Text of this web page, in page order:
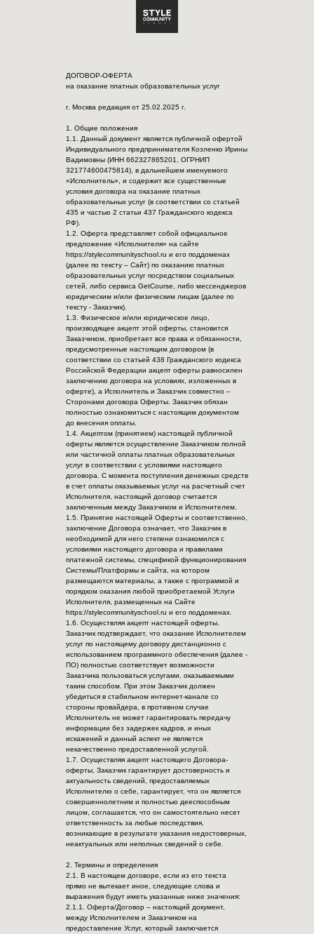
ДОГОВОР-ОФЕРТА
на оказание платных образовательных услуг
г. Москва редакция от 25.02.2025 г.
1. Общие положения
1.1. Данный документ является публичной офертой
Индивидуального предпринимателя Козленко Ирины
Вадимовны (ИНН 662327865201, ОГРНИП
321774600475814), в дальнейшем именуемого
«Исполнитель», и содержит все существенные
условия договора на оказание платных
образовательных услуг (в соответствии со статьей
435 и частью 2 статьи 437 Гражданского кодекса
РФ).
1.2. Оферта представляет собой официальное
предложение «Исполнителя» на сайте
https://stylecommunityschool.ru и его поддоменах
(далее по тексту – Сайт) по оказанию платных
образовательных услуг посредством социальных
сетей, либо сервиса GetCourse, либо мессенджеров
юридическим и/или физическим лицам (далее по
тексту - Заказчик).
1.3. Физическое и/или юридическое лицо,
производящее акцепт этой оферты, становится
Заказчиком, приобретает все права и обязанности,
предусмотренные настоящим договором (в
соответствии со статьей 438 Гражданского кодекса
Российской Федерации акцепт оферты равносилен
заключению договора на условиях, изложенных в
оферте), а Исполнитель и Заказчик совместно –
Сторонами договора Оферты. Заказчик обязан
полностью ознакомиться с настоящим документом
до внесения оплаты.
1.4. Акцептом (принятием) настоящей публичной
оферты является осуществление Заказчиком полной
или частичной оплаты платных образовательных
услуг в соответствии с условиями настоящего
договора. С момента поступления денежных средств
в счет оплаты оказываемых услуг на расчетный счет
Исполнителя, настоящий договор считается
заключенным между Заказчиком и Исполнителем.
1.5. Принятие настоящей Оферты и соответственно,
заключение Договора означает, что Заказчик в
необходимой для него степени ознакомился с
условиями настоящего договора и правилами
платежной системы, спецификой функционирования
Системы/Платформы и сайта, на котором
размещаются материалы, а также с программой и
порядком оказания любой приобретаемой Услуги
Исполнителя, размещенных на Сайте
https://stylecommunityschool.ru и его поддоменах.
1.6. Осуществляя акцепт настоящей оферты,
Заказчик подтверждает, что оказание Исполнителем
услуг по настоящему договору дистанционно с
использованием программного обеспечения (далее -
ПО) полностью соответствует возможности
Заказчика пользоваться услугами, оказываемыми
таким способом. При этом Заказчик должен
убедиться в стабильном интернет-канале со
стороны провайдера, в противном случае
Исполнитель не может гарантировать передачу
информации без задержек кадров, и иных
искажений и данный аспект не является
некачественно предоставленной услугой.
1.7. Осуществляя акцепт настоящего Договора-
оферты, Заказчик гарантирует достоверность и
актуальность сведений, предоставляемых
Исполнителю о себе, гарантирует, что он является
совершеннолетним и полностью дееспособным
лицом, соглашается, что он самостоятельно несет
ответственность за любые последствия,
возникающие в результате указания недостоверных,
неактуальных или неполных сведений о себе.
2. Термины и определения
2.1. В настоящем договоре, если из его текста
прямо не вытекает иное, следующие слова и
выражения будут иметь указанные ниже значения:
2.1.1. Оферта/Договор – настоящий документ,
между Исполнителем и Заказчиком на
предоставление Услуг, который заключается